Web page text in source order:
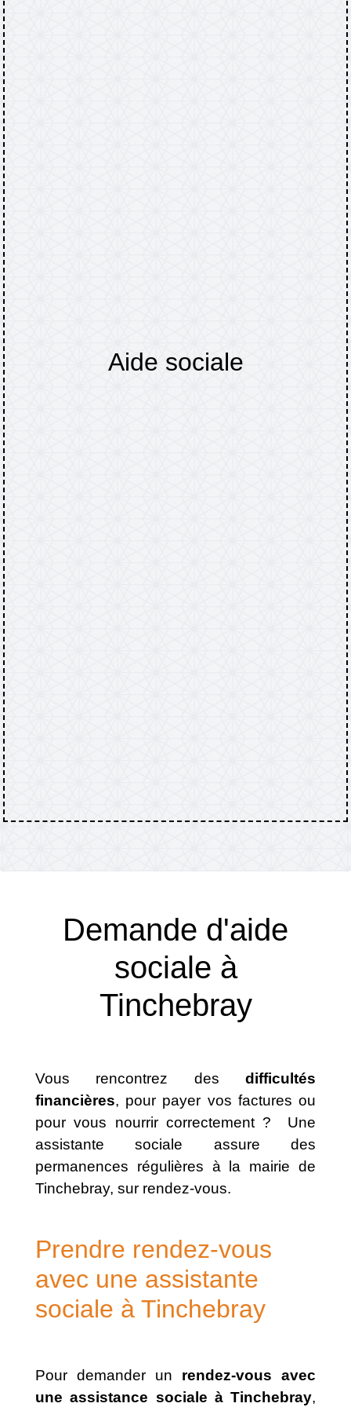
Aide sociale
Demande d'aide
sociale à
Tinchebray
Vous rencontrez des difficultés
financières, pour payer vos factures ou
pour vous nourrir correctement ? Une
assistante sociale assure des
permanences régulières à la mairie de
Tinchebray, sur rendez-vous.
Prendre rendez-vous
avec une assistante
sociale à Tinchebray
Pour demander un rendez-vous avec
une assistance sociale à Tinchebray,